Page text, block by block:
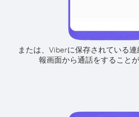
または、Viberに保存されている
報画面から通話をすることが